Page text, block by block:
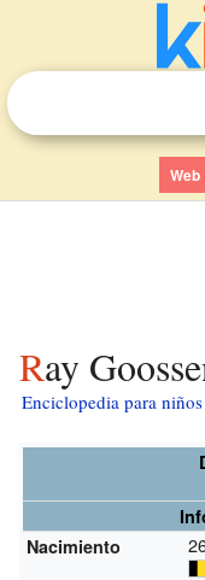
Web
Ray
Enciclopedia para niños
Nacimiento